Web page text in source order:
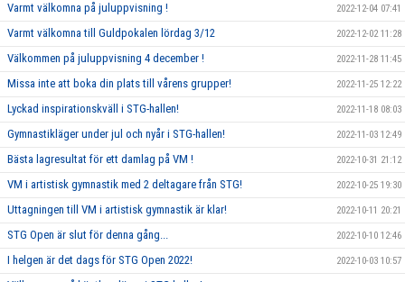
Varmt välkomna på juluppvisning ! 2022-12-04 07:41
Varmt välkomna till Guldpokalen lördag 3/12 2022-12-02 11:28
Välkommen på juluppvisning 4 december ! 2022-11-28 11:45
Missa inte att boka din plats till vårens grupper! 2022-11-25 12:22
Lyckad inspirationskväll i STG-hallen! 2022-11-18 08:03
Gymnastikläger under jul och nyår i STG-hallen! 2022-11-03 12:49
Bästa lagresultat för ett damlag på VM ! 2022-10-31 21:12
VM i artistisk gymnastik med 2 deltagare från STG! 2022-10-25 19:30
Uttagningen till VM i artistisk gymnastik är klar! 2022-10-11 20:21
STG Open är slut för denna gång... 2022-10-10 12:46
I helgen är det dags för STG Open 2022! 2022-10-03 10:57